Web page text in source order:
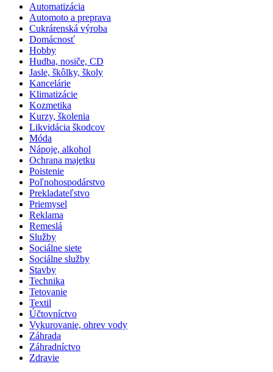
Automatizácia
Automoto a preprava
Cukrárenská výroba
Domácnosť
Hobby
Hudba, nosiče, CD
Jasle, škôlky, školy
Kancelárie
Klimatizácie
Kozmetika
Kurzy, školenia
Likvidácia škodcov
Móda
Nápoje, alkohol
Ochrana majetku
Poistenie
Poľnohospodárstvo
Prekladateľstvo
Priemysel
Reklama
Remeslá
Služby
Sociálne siete
Sociálne služby
Stavby
Technika
Tetovanie
Textil
Účtovníctvo
Vykurovanie, ohrev vody
Záhrada
Záhradníctvo
Zdravie